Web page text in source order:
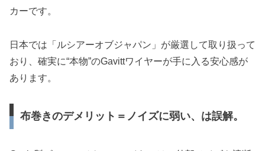
カーです。
日本では「ルシアーオブジャパン」が厳選して取り扱って
おり、確実に“本物”のGavittワイヤーが手に入る安心感が
あります。
布巻きのデメリット＝ノイズに弱い、は誤解。